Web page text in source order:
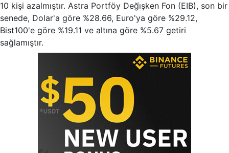
10 kişi azalmıştır. Astra Portföy Deği̇şken Fon (EIB), son bir
senede, Dolar'a göre %28.66, Euro'ya göre %29.12,
Bist100'e göre %19.11 ve altına göre %5.67 getiri
sağlamıştır.